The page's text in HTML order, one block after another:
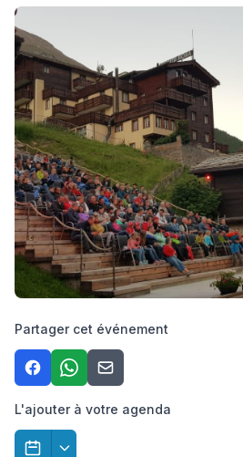
Partager cet événement
L'ajouter à votre agenda